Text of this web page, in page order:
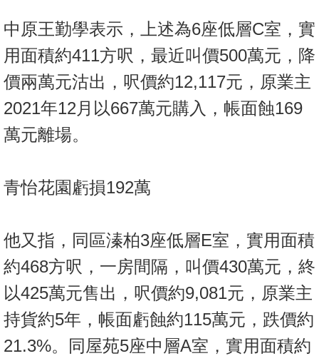
地
產
新
聞
數
據
公
置
手
冊
關
於
我
們
中原王勤學表示，上述為6座低層C室，實
用面積約411方呎，最近叫價500萬元，降
價兩萬元沽出，呎價約12,117元，原業主
2021年12月以667萬元購入，帳面蝕169
萬元離場。
青怡花園虧損192萬
他又指，同區溱柏3座低層E室，實用面積
約468方呎，一房間隔，叫價430萬元，終
以425萬元售出，呎價約9,081元，原業主
持貨約5年，帳面虧蝕約115萬元，跌價約
21.3%。同屋苑5座中層A室，實用面積約